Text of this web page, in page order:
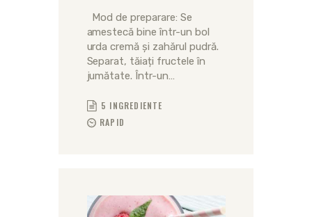
Mod de preparare: Se
amestecă bine într-un bol
urda cremă și zahărul pudră.
Separat, tăiați fructele în
jumătate. Într-un…
5 INGREDIENTE
RAPID